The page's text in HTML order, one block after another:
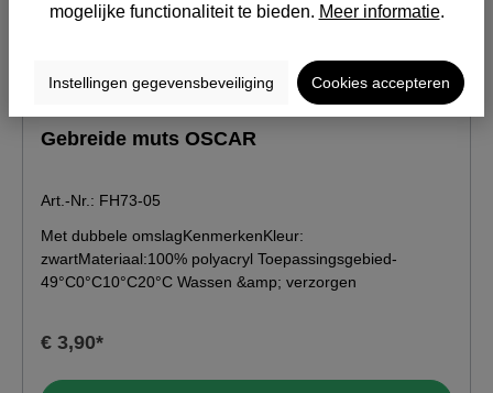
Gebreide muts OSCAR
Art.-Nr.: FH73-05
Met dubbele omslagKenmerkenKleur:
zwartMateriaal:100% polyacryl Toepassingsgebied-
49°C0°C10°C20°C Wassen &amp; verzorgen
€ 3,90*
mogelijke functionaliteit te bieden. Meer informatie.
Instellingen gegevensbeveiliging Cookies accepteren